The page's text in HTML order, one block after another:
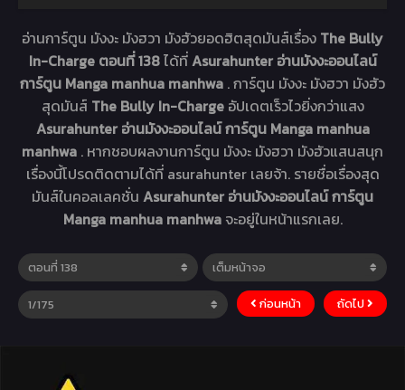
อ่านการ์ตูน มังงะ มังฮวา มังฮัวยอดฮิตสุดมันส์เรื่อง The Bully
In-Charge ตอนที่ 138ได้ที่Asurahunter อ่านมังงะออนไลน์
การ์ตูน Manga manhua manhwa . การ์ตูน มังงะ มังฮวา มังฮัว
สุดมันส์ The Bully In-Charge อัปเดตเร็วไวยิ่งกว่าแสง
Asurahunter อ่านมังงะออนไลน์ การ์ตูน Manga manhua
manhwa . หากชอบผลงานการ์ตูน มังงะ มังฮวา มังฮัวแสนสนุก
เรื่องนี้โปรดติดตามได้ที่ asurahunter เลยจ้า. รายชื่อเรื่องสุด
มันส์ในคอลเลคชั่น Asurahunter อ่านมังงะออนไลน์ การ์ตูน
Manga manhua manhwa จะอยู่ในหน้าแรกเลย.
ก่อนหน้า ถัดไป